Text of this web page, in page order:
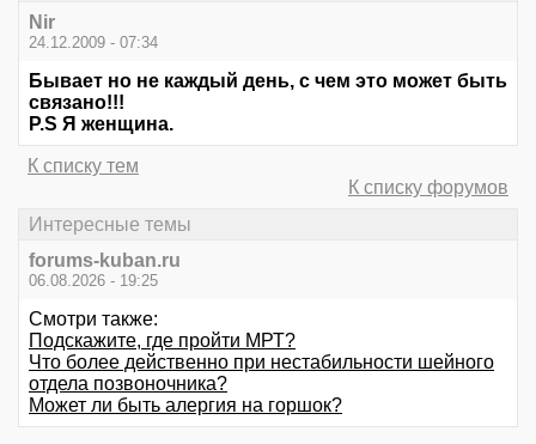
Nir
24.12.2009 - 07:34
Бывает но не каждый день, с чем это может быть
связано!!!
P.S Я женщина.
К списку тем
К списку форумов
Интересные темы
forums-kuban.ru
06.08.2026 - 19:25
Смотри также:
Подскажите, где пройти МРТ?
Что более действенно при нестабильности шейного
отдела позвоночника?
Может ли быть алергия на горшок?